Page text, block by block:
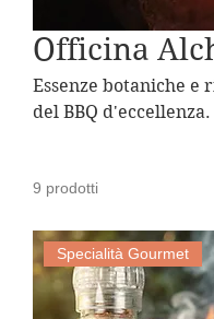
Officina
Essenze botaniche
del BBQ d'eccellenza.
9 prodotti
Specialità Gourmet